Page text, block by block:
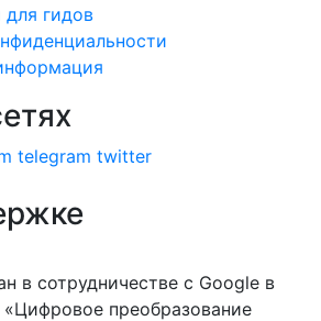
гидов
telegram twitter
в сотрудничестве с Google в
преобразование